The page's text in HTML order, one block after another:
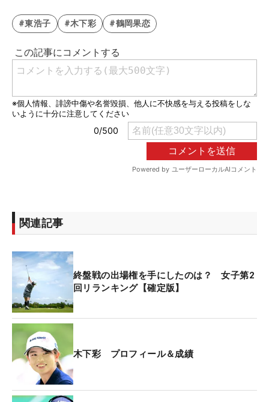
#東浩子 #木下彩 #鶴岡果恋
関連記事
終盤戦の出場権を手にしたのは？ 女子第2
回リランキング【確定版】
木下彩 プロフィール＆成績